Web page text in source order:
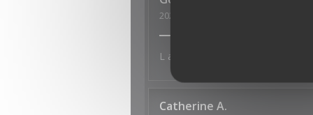
2022-07-04
L accueil au top, les plats très
Catherine A